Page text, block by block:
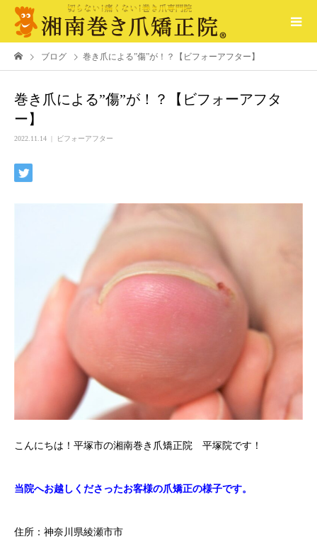
ブログ 巻き爪による”傷”が！？【ビフォーアフター】
巻き爪による”傷”が！？【ビフォーアフタ
ー】
2022.11.14 ビフォーアフター
こんにちは！平塚市の湘南巻き爪矯正院 平塚院です！
当院へお越しくださったお客様の爪矯正の様子です。
住所：神奈川県綾瀬市市